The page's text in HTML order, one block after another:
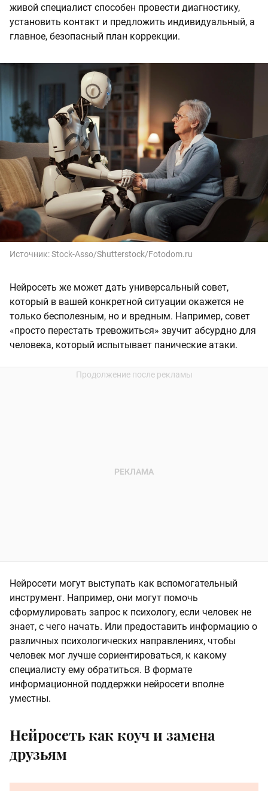
живой специалист способен провести диагностику,
установить контакт и предложить индивидуальный, а
главное, безопасный план коррекции.
Источник:Stock-Asso/Shutterstock/Fotodom.ru
Нейросеть же может дать универсальный совет,
который в вашей конкретной ситуации окажется не
только бесполезным, но и вредным. Например, совет
«просто перестать тревожиться» звучит абсурдно для
человека, который испытывает панические атаки.
Нейросети могут выступать как вспомогательный
инструмент. Например, они могут помочь
сформулировать запрос к психологу, если человек не
знает, с чего начать. Или предоставить информацию о
различных психологических направлениях, чтобы
человек мог лучше сориентироваться, к какому
специалисту ему обратиться. В формате
информационной поддержки нейросети вполне
уместны.
Нейросеть как коуч и замена
друзьям